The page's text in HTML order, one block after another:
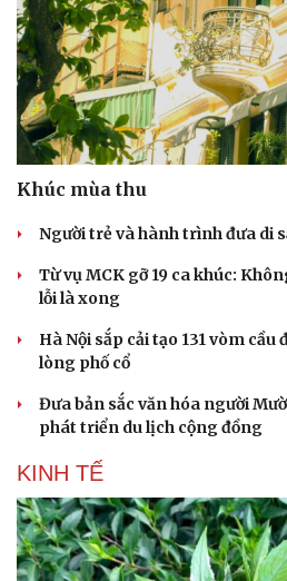
Khúc mùa thu
Người trẻ và hành trình đưa di
Từ vụ MCK gỡ 19 ca khúc:
lỗi là xong
Hà Nội sắp cải tạo 131 vòm
lòng phố cổ
Đưa bản sắc văn hóa người
phát triển du lịch cộng đồng
KINH TẾ